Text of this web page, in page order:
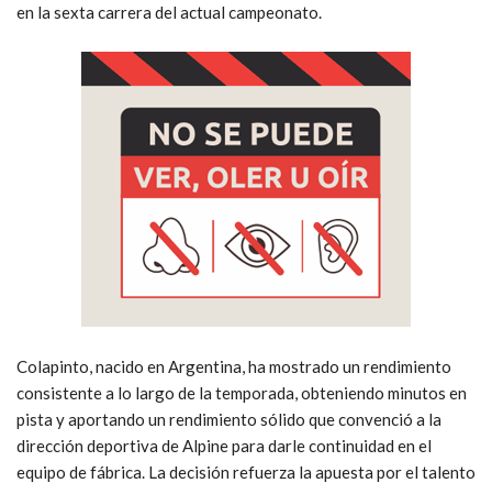
en la sexta carrera del actual campeonato.
Colapinto, nacido en Argentina, ha mostrado un rendimiento
consistente a lo largo de la temporada, obteniendo minutos en
pista y aportando un rendimiento sólido que convenció a la
dirección deportiva de Alpine para darle continuidad en el
equipo de fábrica. La decisión refuerza la apuesta por el talento